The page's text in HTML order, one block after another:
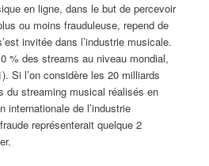
en ligne, dans le but de percevoir
ou moins frauduleuse, repend de
invitée dans l’industrie musicale.
% des streams au niveau mondial,
). Si l’on considère les 20 milliards
du streaming musical réalisés en
internationale de l’industrie
représenterait quelque 2